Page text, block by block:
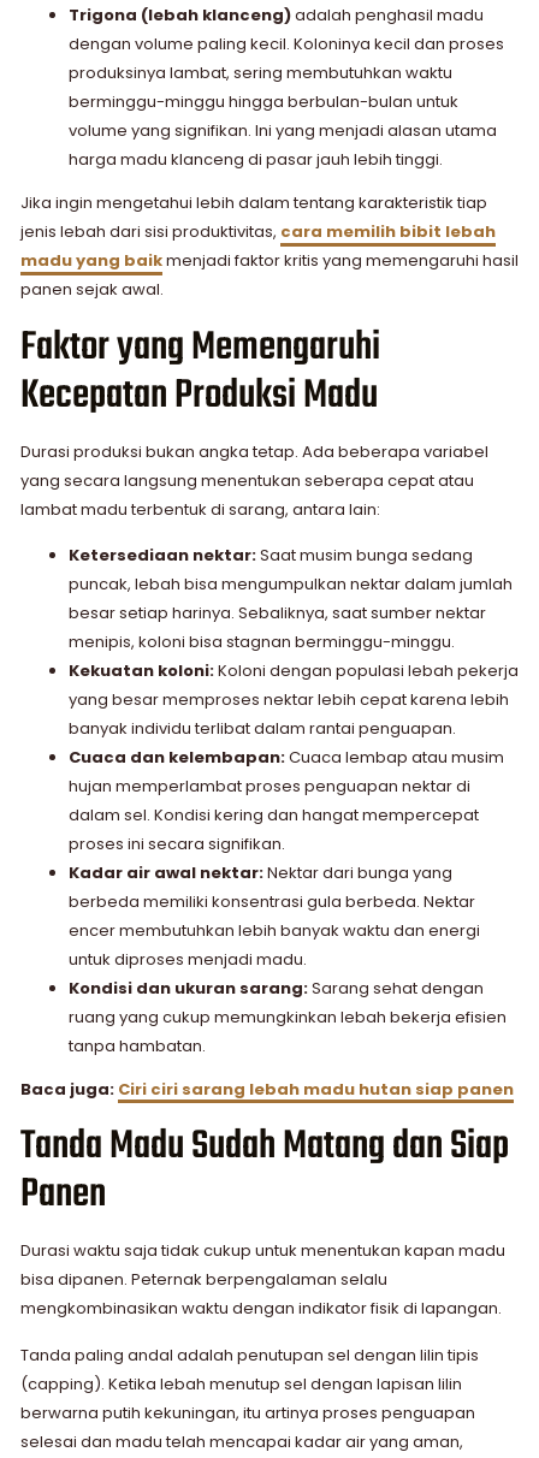
Trigona (lebah klanceng)adalah penghasil madu
dengan volume paling kecil. Koloninya kecil dan proses
produksinya lambat, sering membutuhkan waktu
berminggu-minggu hingga berbulan-bulan untuk
volume yang signifikan. Ini yang menjadi alasan utama
harga madu klanceng di pasar jauh lebih tinggi.
Jika ingin mengetahui lebih dalam tentang karakteristik tiap
jenis lebah dari sisi produktivitas, cara memilih bibit lebah
madu yang baikmenjadi faktor kritis yang memengaruhi hasil
panen sejak awal.
Faktor yang Memengaruhi
Kecepatan Produksi Madu
Durasi produksi bukan angka tetap. Ada beberapa variabel
yang secara langsung menentukan seberapa cepat atau
lambat madu terbentuk di sarang, antara lain:
Ketersediaan nektar:Saat musim bunga sedang
puncak, lebah bisa mengumpulkan nektar dalam jumlah
besar setiap harinya. Sebaliknya, saat sumber nektar
menipis, koloni bisa stagnan berminggu-minggu.
Kekuatan koloni:Koloni dengan populasi lebah pekerja
yang besar memproses nektar lebih cepat karena lebih
banyak individu terlibat dalam rantai penguapan.
Cuaca dan kelembapan:Cuaca lembap atau musim
hujan memperlambat proses penguapan nektar di
dalam sel. Kondisi kering dan hangat mempercepat
proses ini secara signifikan.
Kadar air awal nektar:Nektar dari bunga yang
berbeda memiliki konsentrasi gula berbeda. Nektar
encer membutuhkan lebih banyak waktu dan energi
untuk diproses menjadi madu.
Kondisi dan ukuran sarang:Sarang sehat dengan
ruang yang cukup memungkinkan lebah bekerja efisien
tanpa hambatan.
Baca juga: Ciri ciri sarang lebah madu hutan siap panen
Tanda Madu Sudah Matang dan Siap
Panen
Durasi waktu saja tidak cukup untuk menentukan kapan madu
bisa dipanen. Peternak berpengalaman selalu
mengkombinasikan waktu dengan indikator fisik di lapangan.
Tanda paling andal adalah penutupan sel dengan lilin tipis
(capping). Ketika lebah menutup sel dengan lapisan lilin
berwarna putih kekuningan, itu artinya proses penguapan
selesai dan madu telah mencapai kadar air yang aman,